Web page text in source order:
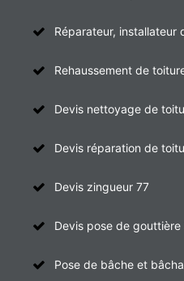
Réparateur, installateur
Rehaussement de
Devis nettoyage de
Devis réparation de
Devis zingueur 77
Devis pose de gouttière
Pose de bâche et